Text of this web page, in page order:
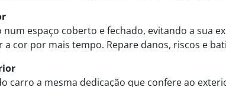
espaço coberto e fechado, evitando a sua
a cor por mais tempo. Repare danos, riscos e
carro a mesma dedicação que confere ao